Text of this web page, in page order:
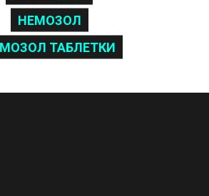
НЕМОЗОЛ
ТАБЛЕТКИ